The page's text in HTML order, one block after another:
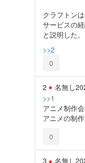
クラフトン
サービスの
と説明した。
>>2
0
2 名無し
>>1
アニメ制作
アニメの制
0
3 名無し